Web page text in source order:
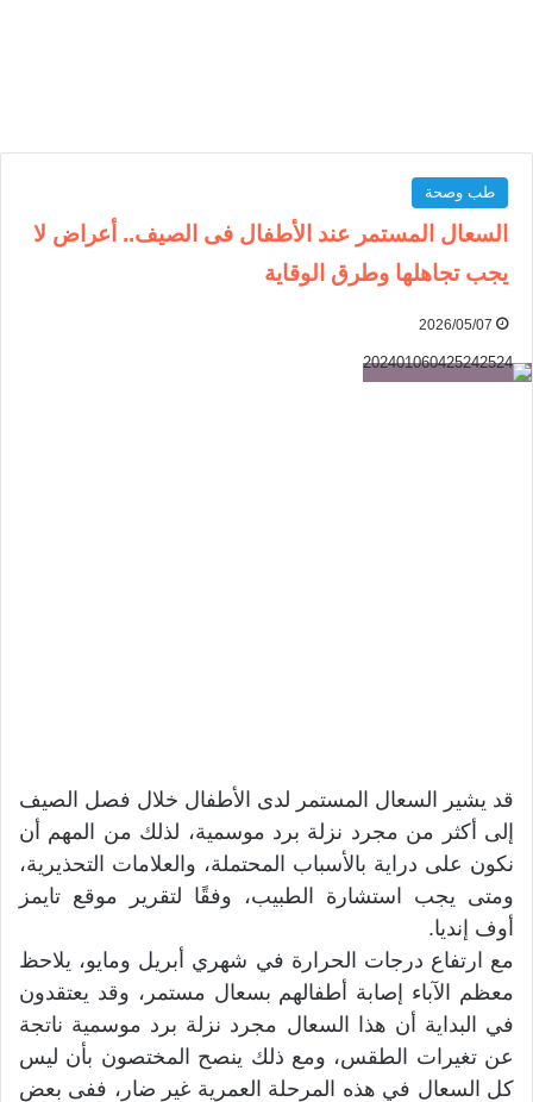
طب وصحة
السعال المستمر عند الأطفال فى الصيف.. أعراض لا
يجب تجاهلها وطرق الوقاية
2026/05/07
قد يشير السعال المستمر لدى الأطفال خلال فصل الصيف
إلى أكثر من مجرد نزلة برد موسمية، لذلك من المهم أن
نكون على دراية بالأسباب المحتملة، والعلامات التحذيرية،
ومتى يجب استشارة الطبيب، وفقًا لتقرير موقع تايمز
أوف إنديا.
مع ارتفاع درجات الحرارة في شهري أبريل ومايو، يلاحظ
معظم الآباء إصابة أطفالهم بسعال مستمر، وقد يعتقدون
في البداية أن هذا السعال مجرد نزلة برد موسمية ناتجة
عن تغيرات الطقس، ومع ذلك ينصح المختصون بأن ليس
كل السعال في هذه المرحلة العمرية غير ضار، ففى بعض